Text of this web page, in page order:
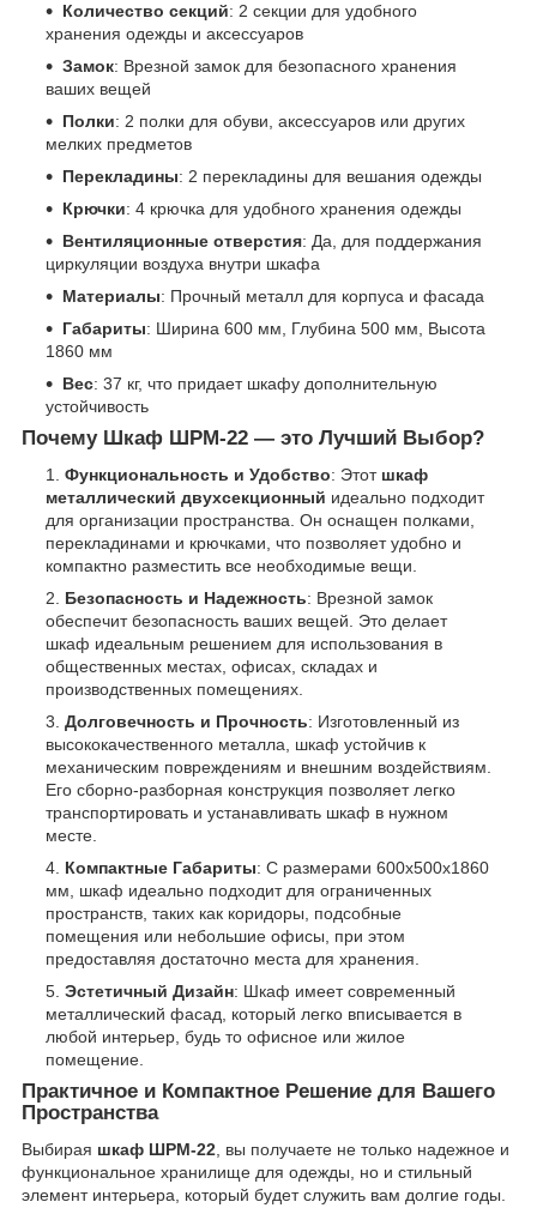
Количество секций: 2 секции для удобного
хранения одежды и аксессуаров
Замок: Врезной замок для безопасного хранения
ваших вещей
Полки: 2 полки для обуви, аксессуаров или других
мелких предметов
Перекладины: 2 перекладины для вешания одежды
Крючки: 4 крючка для удобного хранения одежды
Вентиляционные отверстия: Да, для поддержания
циркуляции воздуха внутри шкафа
Материалы: Прочный металл для корпуса и фасада
Габариты: Ширина 600 мм, Глубина 500 мм, Высота
1860 мм
Вес: 37 кг, что придает шкафу дополнительную
устойчивость
Почему Шкаф ШРМ-22 — это Лучший Выбор?
Функциональность и Удобство: Этот шкаф
металлический двухсекционный идеально подходит
для организации пространства. Он оснащен полками,
перекладинами и крючками, что позволяет удобно и
компактно разместить все необходимые вещи.
Безопасность и Надежность: Врезной замок
обеспечит безопасность ваших вещей. Это делает
шкаф идеальным решением для использования в
общественных местах, офисах, складах и
производственных помещениях.
Долговечность и Прочность: Изготовленный из
высококачественного металла, шкаф устойчив к
механическим повреждениям и внешним воздействиям.
Его сборно-разборная конструкция позволяет легко
транспортировать и устанавливать шкаф в нужном
месте.
Компактные Габариты: С размерами 600x500x1860
мм, шкаф идеально подходит для ограниченных
пространств, таких как коридоры, подсобные
помещения или небольшие офисы, при этом
предоставляя достаточно места для хранения.
Эстетичный Дизайн: Шкаф имеет современный
металлический фасад, который легко вписывается в
любой интерьер, будь то офисное или жилое
помещение.
Практичное и Компактное Решение для Вашего
Пространства
Выбирая шкаф ШРМ-22 , вы получаете не только надежное и
функциональное хранилище для одежды, но и стильный
элемент интерьера, который будет служить вам долгие годы.